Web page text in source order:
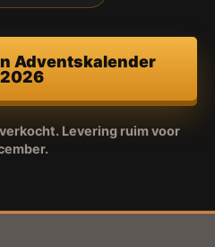
Adventskalender
2026
Levering ruim voor